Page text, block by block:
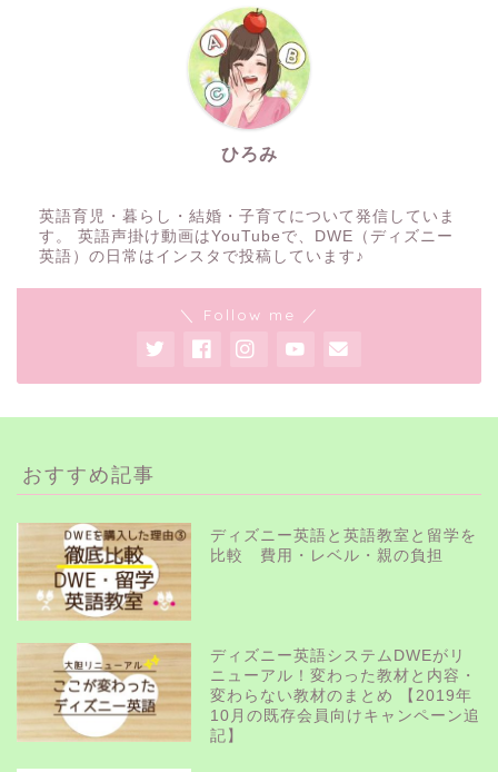
ひろみ
英語育児・暮らし・結婚・子育てについて発信していま
す。 英語声掛け動画はYouTubeで、DWE（ディズニー
英語）の日常はインスタで投稿しています♪
＼ Follow me ／
おすすめ記事
ディズニー英語と英語教室と留学を
比較 費用・レベル・親の負担
ディズニー英語システムDWEがリ
ニューアル！変わった教材と内容・
変わらない教材のまとめ 【2019年
10月の既存会員向けキャンペーン追
記】